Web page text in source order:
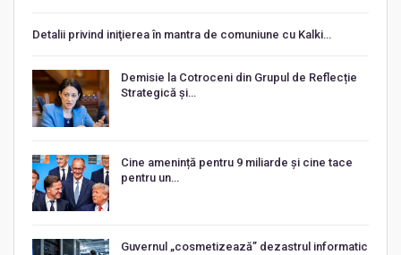
Detalii privind iniţierea în mantra de comuniune cu Kalki…
Demisie la Cotroceni din Grupul de Reflecție
Strategică și…
Cine amenință pentru 9 miliarde și cine tace
pentru un…
Guvernul „cosmetizează” dezastrul informatic